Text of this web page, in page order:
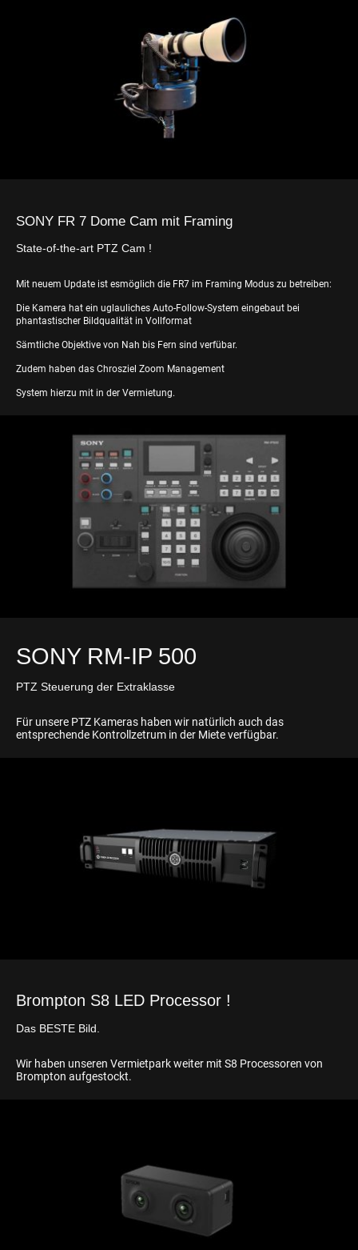
SONY FR 7 Dome Cam mit Framing
State-of-the-art PTZ Cam !
Mit neuem Update ist esmöglich die FR7 im Framing Modus zu betreiben:
Die Kamera hat ein uglauliches Auto-Follow-System eingebaut bei
phantastischer Bildqualität in Vollformat
Sämtliche Objektive von Nah bis Fern sind verfübar.
Zudem haben das Chrosziel Zoom Management
System hierzu mit in der Vermietung.
SONY RM-IP 500
PTZ Steuerung der Extraklasse
Für unsere PTZ Kameras haben wir natürlich auch das
entsprechende Kontrollzetrum in der Miete verfügbar.
Brompton S8 LED Processor !
Das BESTE Bild.
Wir haben unseren Vermietpark weiter mit S8 Processoren von
Brompton aufgestockt.